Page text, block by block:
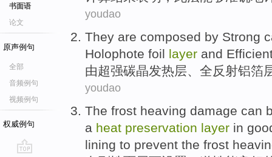
书面语
论文
原声例句
全部
音频例句
视频例句
权威例句
youdao
They are composed by Strong
Holophote foil layer and
由超强碳晶发热层、 全反射铝箔
youdao
The frost heaving damage can
a heat preservation layer in
lining to prevent the frost